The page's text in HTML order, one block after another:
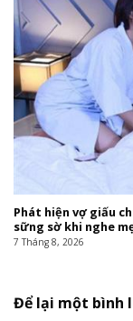
Phát hiện vợ giấu
sững sờ khi nghe
7 Tháng 8, 2026
Để lại một bình